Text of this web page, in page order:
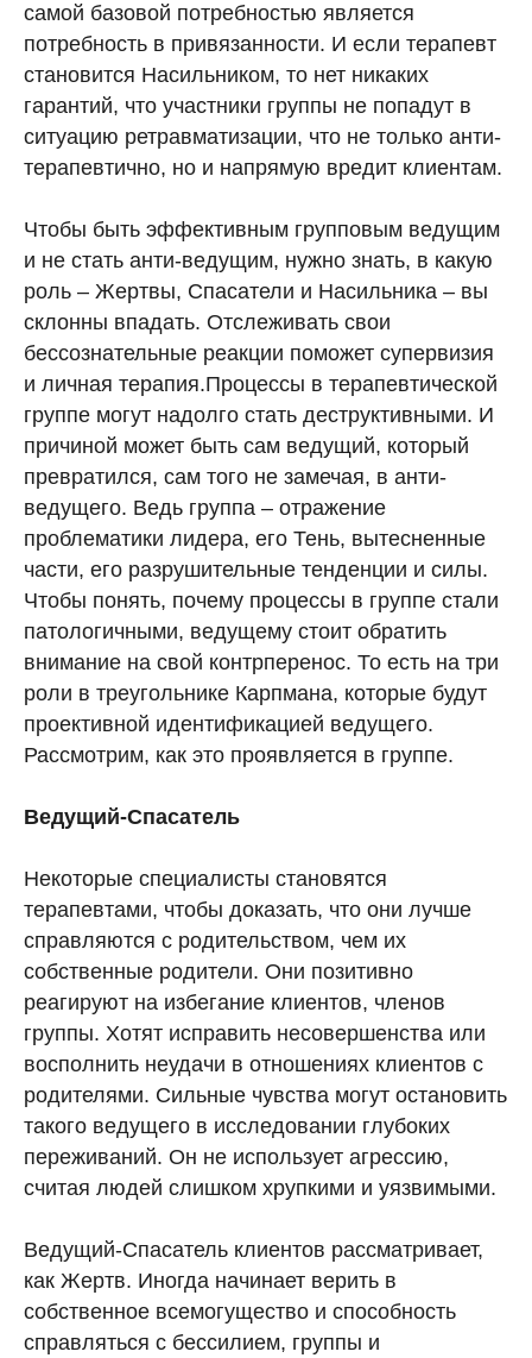
самой базовой потребностью является
потребность в привязанности. И если терапевт
становится Насильником, то нет никаких
гарантий, что участники группы не попадут в
ситуацию ретравматизации, что не только анти-
терапевтично, но и напрямую вредит клиентам.
Чтобы быть эффективным групповым ведущим
и не стать анти-ведущим, нужно знать, в какую
роль – Жертвы, Спасатели и Насильника – вы
склонны впадать. Отслеживать свои
бессознательные реакции поможет супервизия
и личная терапия.Процессы в терапевтической
группе могут надолго стать деструктивными. И
причиной может быть сам ведущий, который
превратился, сам того не замечая, в анти-
ведущего. Ведь группа – отражение
проблематики лидера, его Тень, вытесненные
части, его разрушительные тенденции и силы.
Чтобы понять, почему процессы в группе стали
патологичными, ведущему стоит обратить
внимание на свой контрперенос. То есть на три
роли в треугольнике Карпмана, которые будут
проективной идентификацией ведущего.
Рассмотрим, как это проявляется в группе.
Ведущий-Спасатель
Некоторые специалисты становятся
терапевтами, чтобы доказать, что они лучше
справляются с родительством, чем их
собственные родители. Они позитивно
реагируют на избегание клиентов, членов
группы. Хотят исправить несовершенства или
восполнить неудачи в отношениях клиентов с
родителями. Сильные чувства могут остановить
такого ведущего в исследовании глубоких
переживаний. Он не использует агрессию,
считая людей слишком хрупкими и уязвимыми.
Ведущий-Спасатель клиентов рассматривает,
как Жертв. Иногда начинает верить в
собственное всемогущество и способность
справляться с бессилием, группы и